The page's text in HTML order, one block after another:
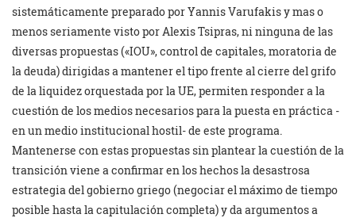
sistemáticamente preparado por Yannis Varufakis y mas o
menos seriamente visto por Alexis Tsipras, ni ninguna de las
diversas propuestas («IOU», control de capitales, moratoria de
la deuda) dirigidas a mantener el tipo frente al cierre del grifo
de la liquidez orquestada por la UE, permiten responder a la
cuestión de los medios necesarios para la puesta en práctica -
en un medio institucional hostil- de este programa.
Mantenerse con estas propuestas sin plantear la cuestión de la
transición viene a confirmar en los hechos la desastrosa
estrategia del gobierno griego (negociar el máximo de tiempo
posible hasta la capitulación completa) y da argumentos a